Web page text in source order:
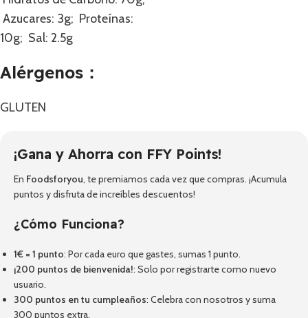
Azucares: 3g; Proteínas:
10g; Sal: 2.5g
Alérgenos：
GLUTEN
¡Gana y Ahorra con FFY Points!
En Foodsforyou, te premiamos cada vez que compras. ¡Acumula
puntos y disfruta de increíbles descuentos!
¿Cómo Funciona?
1€ = 1 punto: Por cada euro que gastes, sumas 1 punto.
¡200 puntos de bienvenida!: Solo por registrarte como nuevo
usuario.
300 puntos en tu cumpleaños: Celebra con nosotros y suma
300 puntos extra.